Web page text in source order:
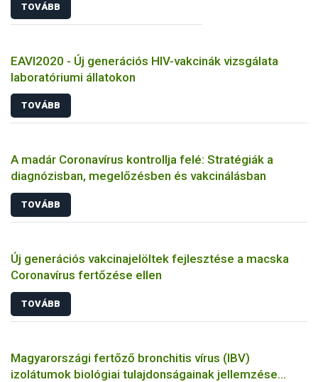
TOVÁBB
EAVI2020 - Új generációs HIV-vakcinák vizsgálata
laboratóriumi állatokon
TOVÁBB
A madár Coronavírus kontrollja felé: Stratégiák a
diagnózisban, megelőzésben és vakcinálásban
TOVÁBB
Új generációs vakcinajelöltek fejlesztése a macska
Coronavírus fertőzése ellen
TOVÁBB
Magyarországi fertőző bronchitis vírus (IBV)
izolátumok biológiai tulajdonságainak jellemzése